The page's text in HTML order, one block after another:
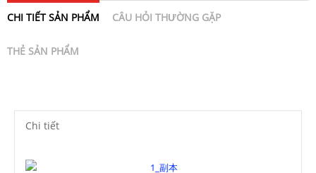
CHI TIẾT SẢN PHẨM CÂU HỎI THƯỜNG GẶP
THẺ SẢN PHẨM
Chi tiết